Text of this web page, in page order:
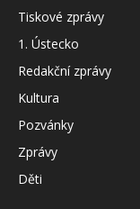
Tiskové zprávy
1. Ústecko
Redakční zprávy
Kultura
Pozvánky
Zprávy
Děti